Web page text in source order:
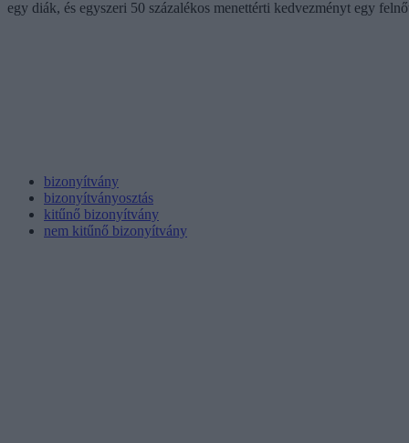
egy diák, és egyszeri 50 százalékos menettérti kedvezményt egy
bizonyítvány
bizonyítványosztás
kitűnő bizonyítvány
nem kitűnő bizonyítvány